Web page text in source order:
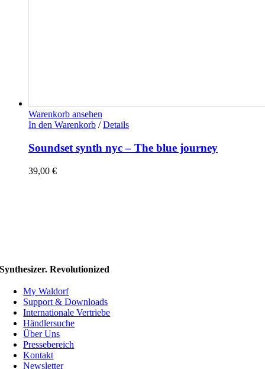
Warenkorb ansehen
In den Warenkorb / Details
Soundset synth nyc – The blue journey
39,00 €
Synthesizer. Revolutionized
My Waldorf
Support & Downloads
Internationale Vertriebe
Händlersuche
Über Uns
Pressebereich
Kontakt
Newsletter